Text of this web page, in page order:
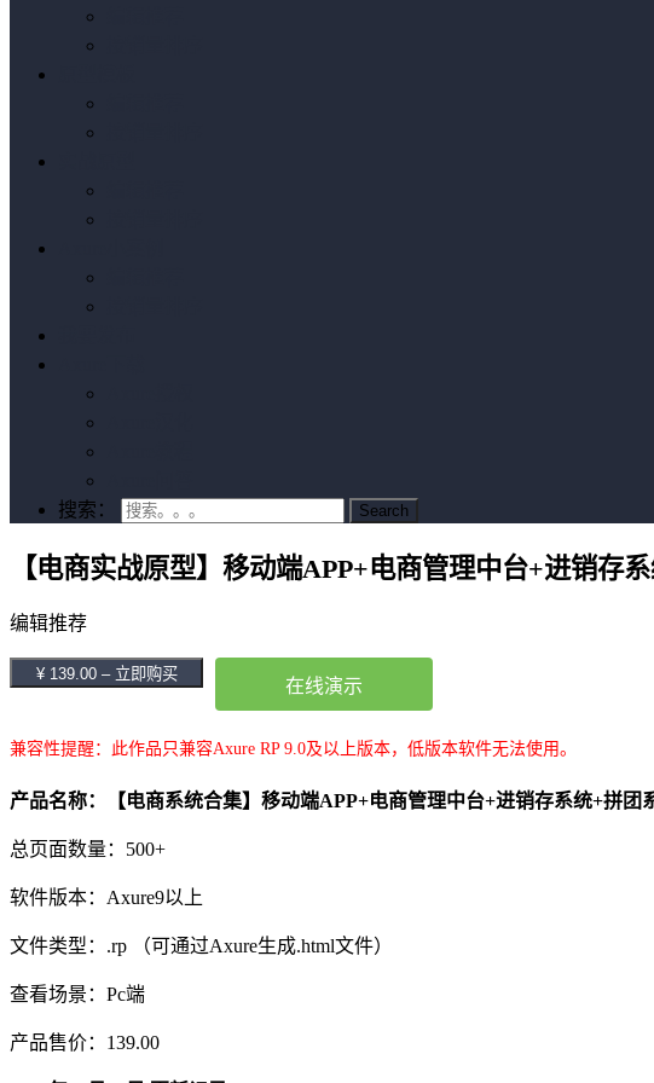
搜索：
【电商实战原型】移动端APP+电商管理中台+进销存
编辑推荐
¥ 139.00 – 立即购买
在线演示
兼容性提醒：此作品只兼容Axure RP 9.0及以上版本，低版本软件无法使用。
产品名称：【电商系统合集】移动端APP+电商管理中台+进销存系统+拼团
总页面数量：500+
软件版本：Axure9以上
文件类型：.rp （可通过Axure生成.html文件）
查看场景：Pc端
产品售价：139.00